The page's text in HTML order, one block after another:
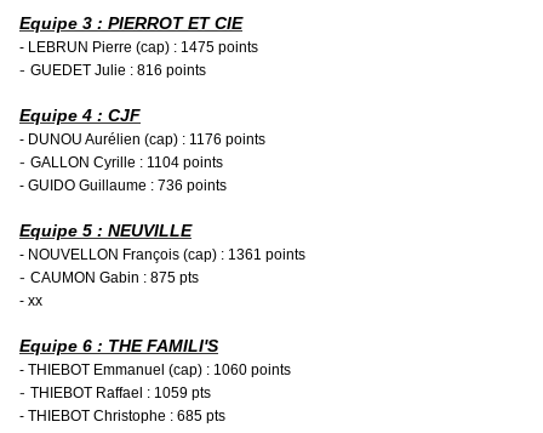
Equipe 3 : PIERROT ET CIE
- LEBRUN Pierre (cap) : 1475 points
- GUEDET Julie : 816 points
Equipe 4 : CJF
- DUNOU Aurélien (cap) : 1176 points
- GALLON Cyrille : 1104 points
- GUIDO Guillaume : 736 points
Equipe 5 : NEUVILLE
- NOUVELLON François (cap) : 1361 points
- CAUMON Gabin : 875 pts
- xx
Equipe 6 : THE FAMILI'S
- THIEBOT Emmanuel (cap) : 1060 points
- THIEBOT Raffael : 1059 pts
- THIEBOT Christophe : 685 pts